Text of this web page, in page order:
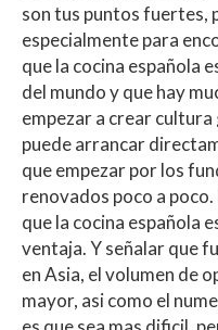
son tus puntos fuertes,
especialmente para
que la cocina española
del mundo y que hay
empezar a crear
puede arrancar
que empezar por los
renovados poco a
que la cocina española
ventaja. Y señalar que
en Asia, el volumen de
mayor, asi como el